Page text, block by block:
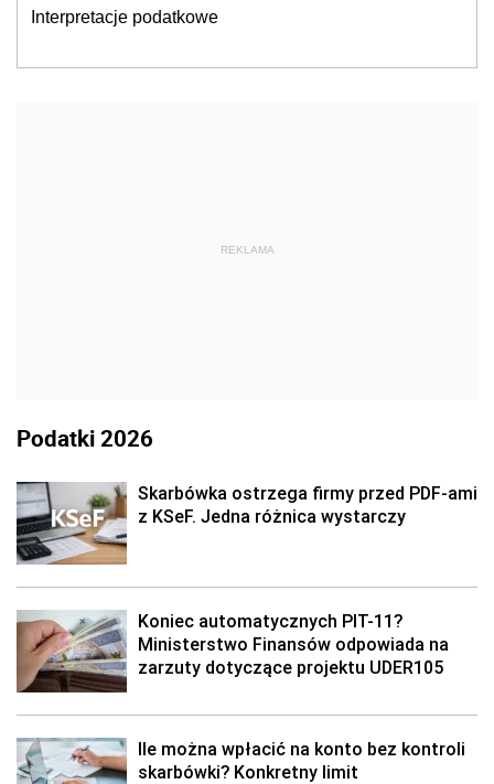
Interpretacje podatkowe
REKLAMA
Podatki 2026
Skarbówka ostrzega firmy przed PDF-ami
z KSeF. Jedna różnica wystarczy
Koniec automatycznych PIT-11?
Ministerstwo Finansów odpowiada na
zarzuty dotyczące projektu UDER105
Ile można wpłacić na konto bez kontroli
skarbówki? Konkretny limit